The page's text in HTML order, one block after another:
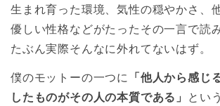
生まれ育った環境、気性の穏やかさ、
優しい性格などがたったその一言で読
たぶん実際そんなに外れてないはず。
僕のモットーの一つに 「他人から感じ
したものがその人の本質である」 とい